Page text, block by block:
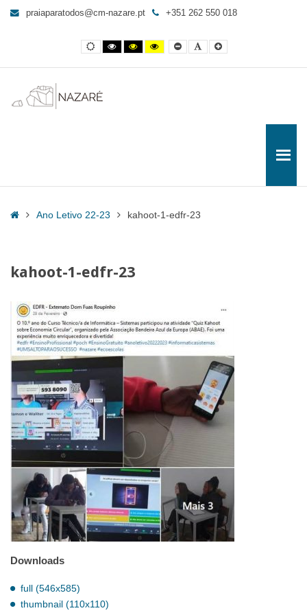
-
para
praiaparatodos@cm-nazare.pt +351 262 550 018
Contraste
normal
Contraste
preto
branco
Contraste
preto
amarelo
Yellow
and
contrast
Smaller
Font
Letra
por
Letra
maior
HomeAno Letivo 22-23 kahoot-1-edfr-23
kahoot-1-edfr-23
Downloads
full (546x585)
thumbnail (110x110)